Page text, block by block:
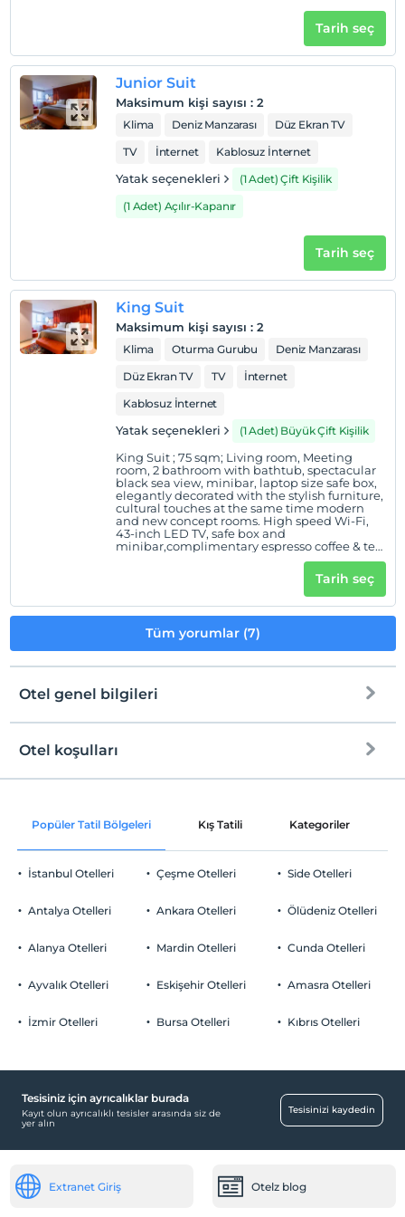
En geç saat 12:00 ve öncesi
Evcil Hayvan
Evcil hayvan kabul edilmemektedir.
Sigara
Odalarda sigara içilmez
2 yaşına kadar olan bebekler ücretsizdir.
Tarih seç
Junior Suit
Maksimum kişi sayısı : 2
Klima Deniz Manzarası
Düz Ekran TV
TV
İnternet Kablosuz İnternet
Yatak seçenekleri
(1 Adet) Çift Kişilik
(1 Adet) Açılır-Kapanır
Tarih seç
King Suit
Maksimum kişi sayısı : 2
Klima Oturma Gurubu
Deniz Manzarası
Düz Ekran TV
TV
İnternet
Kablosuz İnternet
Yatak seçenekleri (1 Adet) Büyük Çift Kişilik
King Suit ; 75 sqm; Living room, Meeting
room, 2 bathroom with bathtub, spectacular
black sea view, minibar, laptop size safe box,
elegantly decorated with the stylish furniture,
cultural touches at the same time modern
and new concept rooms. High speed Wi-Fi,
43-inch LED TV, safe box and
minibar,complimentary espresso coffee & tea
service, Complimentary bottled water, work
desk King Suit de konaklayarak tüm
gerçekliği arkanızda bırakın. Eşssiz Karadeniz
manzarasına hakim bu odada bulunan
Jacuzzi küvet ve king yatak, güne zinde ve
karşılaşacağınız tek zorluk, süitin neresinde
oturup gemilerin geçişini izlerken mini
bardan veya Espresso makinesinden
bulunan TV ücretsiz internet erişimi,
size eğlence sağlayacak. Oda görselleri
duşu ODA ÖZELLİKLERİ • Üçretsiz
internet erişimi • Roof Fitness & Pool giriş •
Kahve Cattle servisi • Minibar • Kasa • Çalışma
Tarih seç
Tüm yorumlar (7)
Otel genel bilgileri
Ortak alanlar ve tüm odalar
Otopark
Ücretsiz Özel Otopark
Havuz
Alışveriş merkezi
Otel koşulları
Check/in
Check/out
En geç saat 12:00 ve öncesi
Evcil Hayvan
2 yaşına kadar olan bebekler ücretsizdir.
Popüler Tatil Bölgeleri Kış Tatili Kategoriler
İstanbul Otelleri
Antalya Otelleri
Alanya Otelleri
Ayvalık Otelleri
İzmir Otelleri
Çeşme Otelleri
Ankara Otelleri
Mardin Otelleri
Eskişehir Otelleri
Bursa Otelleri
Side Otelleri
Ölüdeniz Otelleri
Cunda Otelleri
Amasra Otelleri
Kıbrıs Otelleri
Tesisiniz için ayrıcalıklar burada
Kayıt olun ayrıcalıklı tesisler arasında siz de
yer alın
Tesisinizi kaydedin
Extranet Giriş Otelz blog